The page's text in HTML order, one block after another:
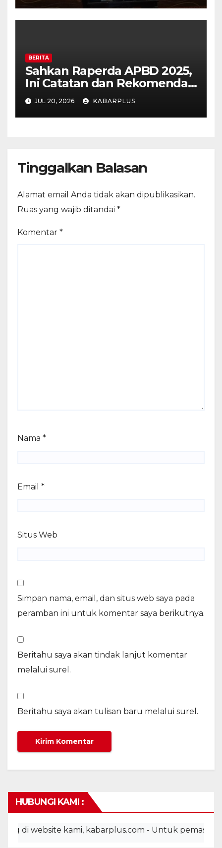
BERITA
Sahkan Raperda APBD 2025,
Ini Catatan dan Rekomendasi
Fraksi DPRD Kota Madiun
JUL 20, 2026 KABARPLUS
Tinggalkan Balasan
Alamat email Anda tidak akan dipublikasikan.
Ruas yang wajib ditandai *
Komentar *
Nama *
Email *
Situs Web
Simpan nama, email, dan situs web saya pada
peramban ini untuk komentar saya berikutnya.
Beritahu saya akan tindak lanjut komentar
melalui surel.
Beritahu saya akan tulisan baru melalui surel.
HUBUNGI KAMI :
website kami, kabarplus.com - Untuk pemasangan